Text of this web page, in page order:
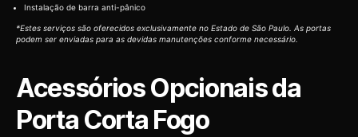
Instalação de barra anti-pânico
*Estes serviços são oferecidos exclusivamente no Estado de São Paulo. As portas
podem ser enviadas para as devidas manutenções conforme necessário.
Acessórios Opcionais da
Porta Corta Fogo